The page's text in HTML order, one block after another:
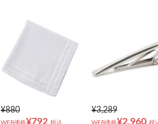
¥880
WEB価格¥792 税込
¥3,289
WEB価格¥2,960 税